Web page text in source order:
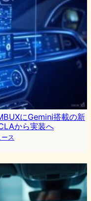
にGemini搭載の新
から実装へ
ス